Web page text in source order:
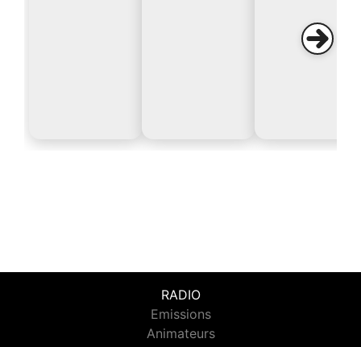
RADIO
Emissions
Animateurs